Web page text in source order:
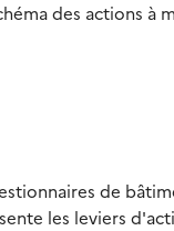
des actions à
de
les leviers